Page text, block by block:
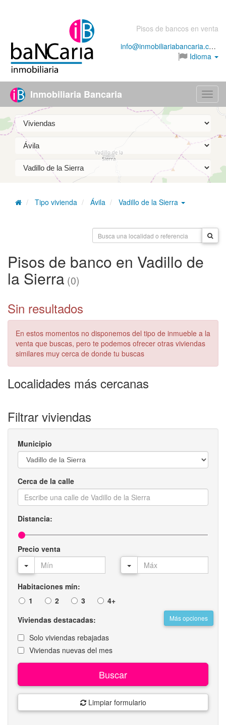
Pisos de bancos en venta
info@inmobiliariabancaria.com
Idioma
Menú
Inmobiliaria Bancaria
Tipo vivienda Ávila Vadillo de la Sierra
Pisos de banco en Vadillo de
la Sierra (0)
Sin resultados
En estos momentos no disponemos del tipo de inmueble a la
venta que buscas, pero te podemos ofrecer otras viviendas
similares muy cerca de donde tu buscas
Localidades más cercanas
Filtrar viviendas
Municipio
Cerca de la calle
Distancia:
Precio venta
Habitaciones mín:
1
2 3 4+
Más opciones
Viviendas destacadas:
Solo viviendas rebajadas
Viviendas nuevas del mes
Buscar
Limpiar formulario